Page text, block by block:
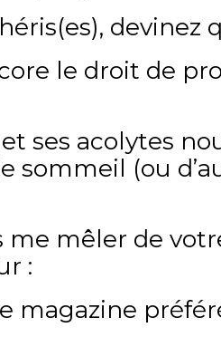
devinez
le droit de
ses acolytes
sommeil (ou
me mêler de
:
magazine